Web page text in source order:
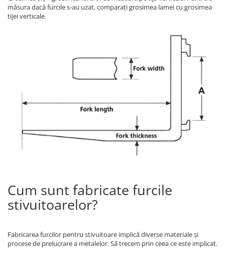
măsura dacă furcile s-au uzat, comparați grosimea lamei cu grosimea
tijei verticale.
Cum sunt fabricate furcile
stivuitoarelor?
Fabricarea furcilor pentru stivuitoare implică diverse materiale și
procese de prelucrare a metalelor. Să trecem prin ceea ce este implicat.